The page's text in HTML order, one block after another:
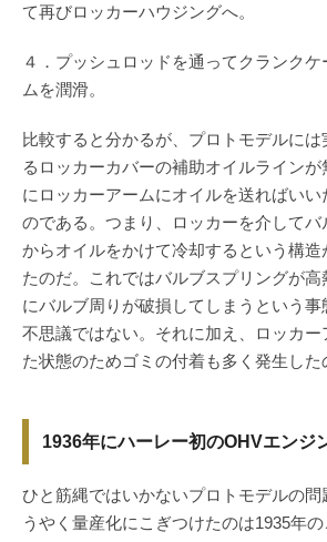
て再びロッカーハウジングへ。
４．プッシュロッドを通ってクランク
ムを潤滑。
比較すると分かるが、プロトモデルに
るロッカーカバーの補助オイルライン
にロッカーアームにオイルを送ればいい
のである。つまり、ロッカーを介してバ
からオイルをかけて冷却するという構造
たのだ。これではバルブスプリングが
にバルブ周りが破損してしまうという事
不思議ではない。それに加え、ロッカ
た状態のためゴミの付着も多く発生した
1936年にハーレー初のOHVエンジ
ひと筋縄ではいかないプロトモデルの問
うやく量産化にこぎつけたのは1935年